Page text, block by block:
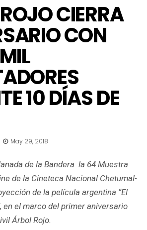
CIERRA
CON
10 DÍAS DE
May 29, 2018
de la Bandera la 64 Muestra
de la Cineteca Nacional Chetumal-
de la película argentina “El
en el marco del primer aniversario
Árbol Rojo.